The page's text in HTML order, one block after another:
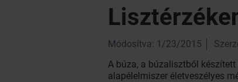
Módosítva: 1/23/2015
A búza, a búzalisztből
alapélelmiszer életveszélyes